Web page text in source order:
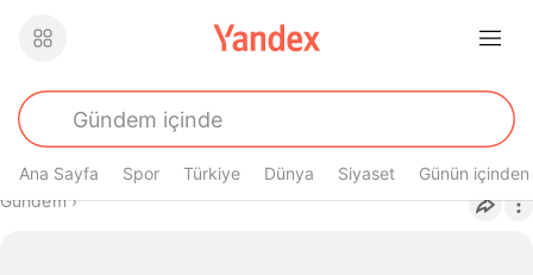
Ana Sayfa Spor Türkiye Dünya Siyaset Günün içinden
Buradasın
Gündem›